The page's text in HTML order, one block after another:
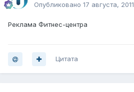
Опубликовано 17 августа, 2011
Реклама Фитнес-центра
Цитата